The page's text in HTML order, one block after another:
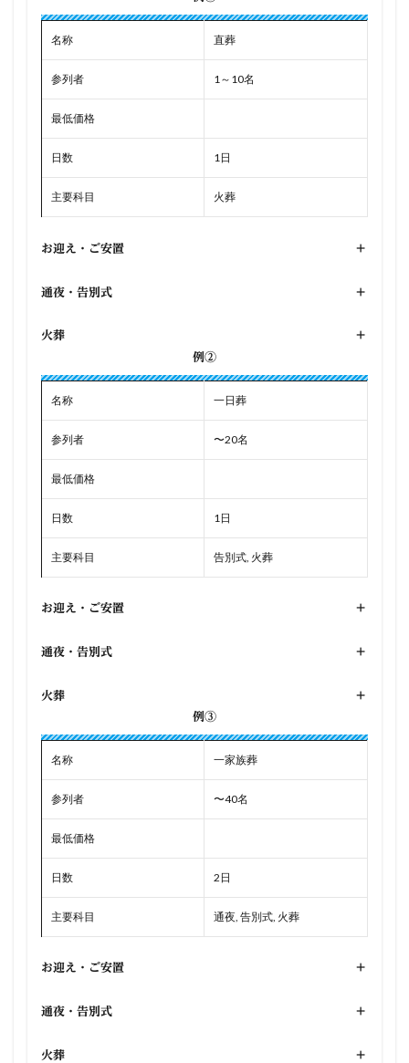
名称 直葬
参列者 1～10名
最低価格
日数 1日
主要科目 火葬
お迎え・ご安置 +
通夜・告別式 +
火葬
+
例②
名称 一日葬
参列者 〜20名
最低価格
日数 1日
主要科目 告別式, 火葬
お迎え・ご安置 +
通夜・告別式 +
火葬
+
例③
名称 一家族葬
参列者 〜40名
最低価格
日数 2日
主要科目 通夜, 告別式, 火葬
お迎え・ご安置 +
通夜・告別式 +
火葬 +